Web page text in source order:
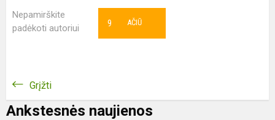
Nepamirškite
padėkoti autoriui
AČIŪ
9
Grįžti
Ankstesnės naujienos